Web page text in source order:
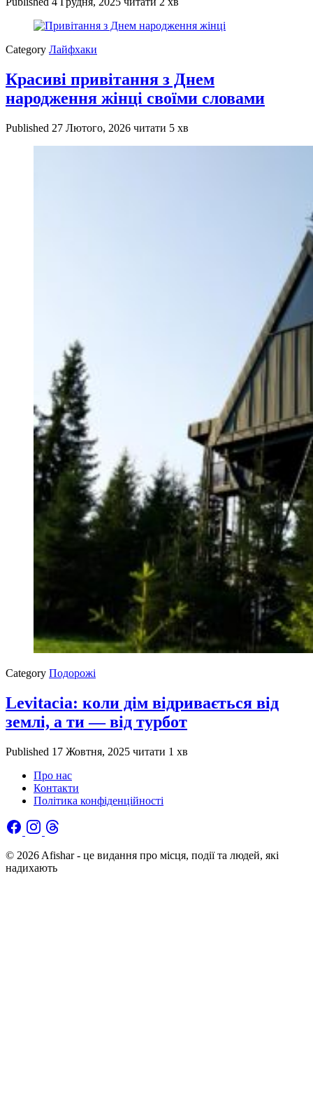
Category Лайфхаки
Красиві привітання з Днем
народження жінці своїми словами
Published 27 Лютого, 2026 читати 5 хв
Category Подорожі
Levitacia: коли дім відривається від
землі, а ти — від турбот
Published 17 Жовтня, 2025 читати 1 хв
Про нас
Контакти
Політика конфіденційності
© 2026 Afishar - це видання про місця, події та людей, які
надихають